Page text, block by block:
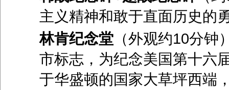
主义精神和敢于直面历史的
林肯纪念堂（外观约10分钟
市标志，为纪念美国第十六
于华盛顿的国家大草坪西端